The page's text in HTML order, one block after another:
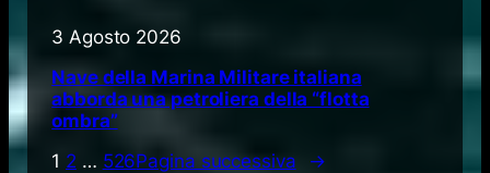
3 Agosto 2026
Nave della Marina Militare italiana
abborda una petroliera della “flotta
ombra”
1 2 … 526Pagina successiva →